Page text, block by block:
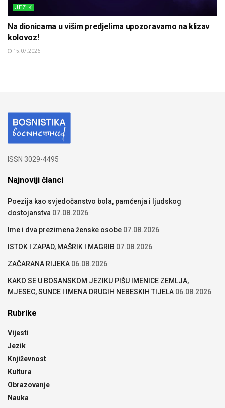
JEZIK
Na dionicama u višim predjelima upozoravamo na klizav
kolovoz!
15.07.2026
ISSN 3029-4495
Najnoviji članci
Poezija kao svjedočanstvo bola, pamćenja i ljudskog
dostojanstva 07.08.2026
Ime i dva prezimena ženske osobe 07.08.2026
ISTOK I ZAPAD, MAŠRIK I MAGRIB 07.08.2026
ZAČARANA RIJEKA 06.08.2026
KAKO SE U BOSANSKOM JEZIKU PIŠU IMENICE ZEMLJA,
MJESEC, SUNCE I IMENA DRUGIH NEBESKIH TIJELA 06.08.2026
Rubrike
Vijesti
Jezik
Književnost
Kultura
Obrazovanje
Nauka